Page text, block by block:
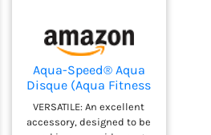
Aqua-Speed® Aqua
Disque (Aqua Fitness
Aérobic Flottables
Eau Disque Pagaies
Haltères)
VERSATILE: An excellent
accessory, designed to be